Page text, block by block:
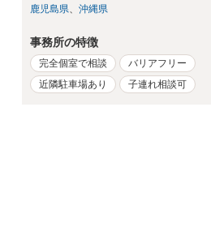
鹿児島県
沖縄県
事務所の特徴
完全個室で相談
バリアフリー
近隣駐車場あり
子連れ相談可